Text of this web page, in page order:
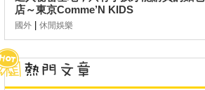
店～東京Comme’N KIDS
國外 休閒娛樂